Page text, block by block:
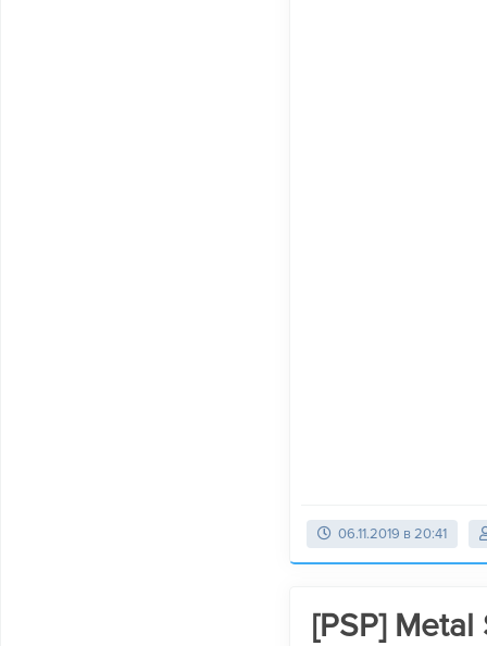
06.11.2019 в 20:41
[PSP] Metal